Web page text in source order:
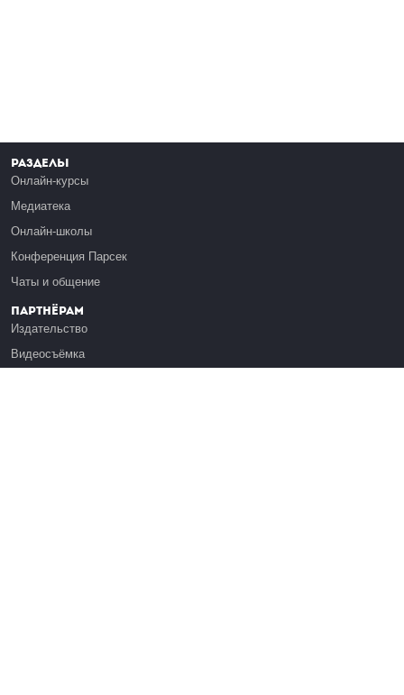
Разделы
Онлайн-курсы
Медиатека
Онлайн-школы
Конференция Парсек
Чаты и общение
Партнёрам
Издательство
Видеосъёмка